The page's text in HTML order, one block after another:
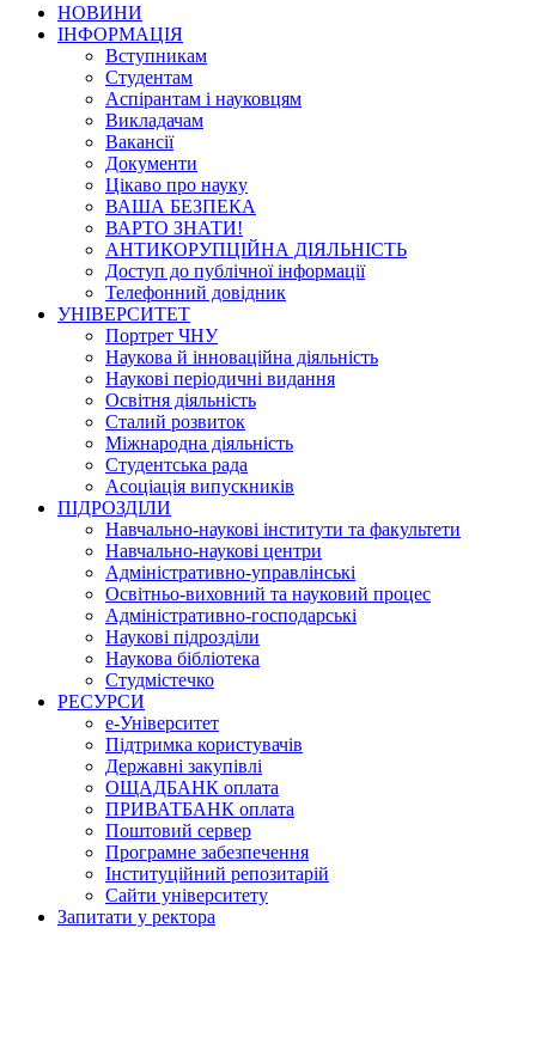
НОВИНИ
ІНФОРМАЦІЯ
Вступникам
Студентам
Аспірантам і науковцям
Викладачам
Вакансії
Документи
Цікаво про науку
ВАША БЕЗПЕКА
ВАРТО ЗНАТИ!
АНТИКОРУПЦІЙНА ДІЯЛЬНІСТЬ
Доступ до публічної інформації
Телефонний довідник
УНІВЕРСИТЕТ
Портрет ЧНУ
Наукова й інноваційна діяльність
Наукові періодичні видання
Освітня діяльність
Сталий розвиток
Міжнародна діяльність
Студентська рада
Асоціація випускників
ПІДРОЗДІЛИ
Навчально-наукові інститути та факультети
Навчально-наукові центри
Адміністративно-управлінські
Освітньо-виховний та науковий процес
Адміністративно-господарські
Наукові підрозділи
Наукова бібліотека
Студмістечко
РЕСУРСИ
е-Університет
Підтримка користувачів
Державні закупівлі
ОЩАДБАНК оплата
ПРИВАТБАНК оплата
Поштовий сервер
Програмне забезпечення
Інституційний репозитарій
Сайти університету
Запитати у ректора